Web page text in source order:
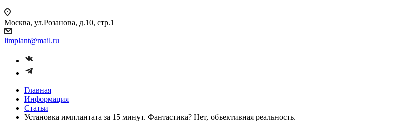
Москва, ул.Розанова, д.10, стр.1
limplant@mail.ru
Главная
Информация
Статьи
Установка имплантата за 15 минут. Фантастика? Нет, объективная реальность.